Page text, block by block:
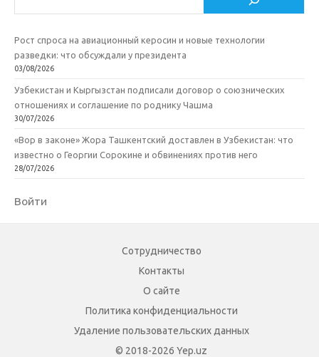
Рост спроса на авиационный керосин и новые технологии
разведки: что обсуждали у президента
03/08/2026
Узбекистан и Кыргызстан подписали договор о союзнических
отношениях и соглашение по роднику Чашма
30/07/2026
«Вор в законе» Жора Ташкентский доставлен в Узбекистан: что
известно о Георгии Сорокине и обвинениях против него
28/07/2026
Войти
Сотрудничество
Контакты
О сайте
Политика конфиденциальности
Удаление пользовательских данных
© 2018-2026 Yep.uz